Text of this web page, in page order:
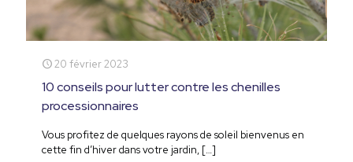
20 février 2023
10 conseils pour lutter contre les chenilles
processionnaires
Vous profitez de quelques rayons de soleil bienvenus en
cette fin d’hiver dans votre jardin, […]